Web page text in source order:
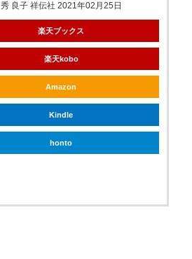
秀 良子 祥伝社 2021年02月25日
楽天ブックス
楽天kobo
Amazon
Kindle
honto